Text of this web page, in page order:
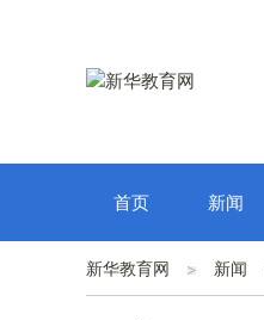
首页 新闻
新华教育网 新闻